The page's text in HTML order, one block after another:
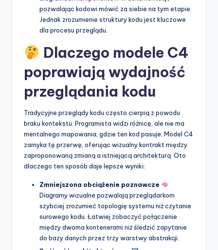
pozwalając kodowi mówić za siebie na tym etapie.
Jednak zrozumienie struktury kodu jest kluczowe
dla procesu przeglądu.
Dlaczego modele C4
poprawiają wydajność
przeglądania kodu
Tradycyjne przeglądy kodu często cierpią z powodu
braku kontekstu. Programista widzi różnicę, ale nie ma
mentalnego mapowania, gdzie ten kod pasuje. Model C4
zamyka tę przerwę, oferując wizualny kontrakt między
zaproponowaną zmianą a istniejącą architekturą. Oto
dlaczego ten sposób daje lepsze wyniki:
Zmniejszona obciążenie poznawcze
Diagramy wizualne pozwalają przeglądarkom
szybciej zrozumieć topologię systemu niż czytanie
surowego kodu. Łatwiej zobaczyć połączenie
między dwoma kontenerami niż śledzić zapytanie
do bazy danych przez trzy warstwy abstrakcji.